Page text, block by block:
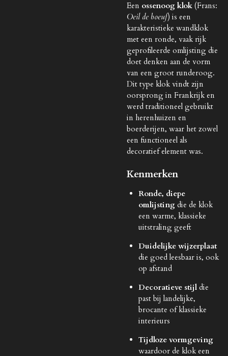
Een ossenoog klok (Frans:
Oeil de boeuf) is een
karakteristieke wandklok
met een ronde, vaak rijk
geprofileerde omlijsting die
doet denken aan de vorm
van een groot runderoog.
Dit type klok vindt zijn
oorsprong in Frankrijk en
werd traditioneel gebruikt
in herenhuizen en
boerderijen, waar het zowel
een functioneel als
decoratief element was.
Kenmerken
Ronde, diepe
omlijstingdie de klok
een warme, klassieke
uitstraling geeft
Duidelijke wijzerplaat
die goed leesbaar is, ook
op afstand
Decoratieve stijldie
past bij landelijke,
brocante of klassieke
interieurs
Tijdloze vormgeving
waardoor de klok een